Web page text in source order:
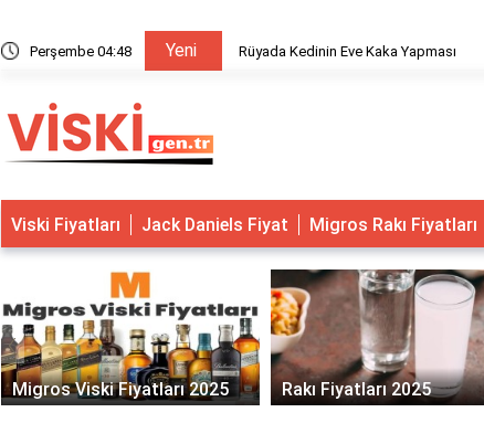
Perşembe 04:48 Yeni Rüyada Kedinin Eve Kaka Yapması
Viski Fiyatları Jack Daniels Fiyat Migros Rakı Fiyatları
Migros Viski Fiyatları 2025
Rakı Fiyatları 2025
‹